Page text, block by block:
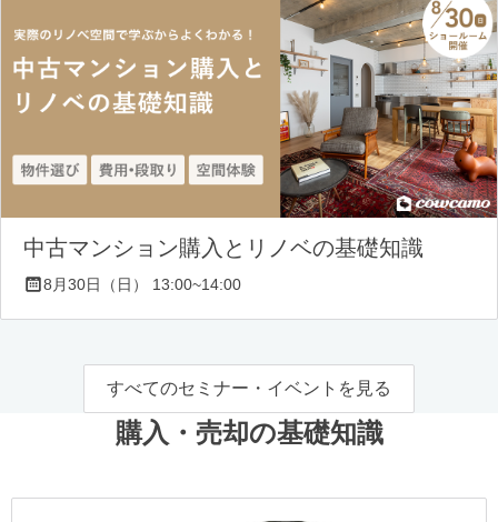
中古マンション購入とリノベの基礎知識
8月30日（日） 13:00~14:00
すべてのセミナー・イベントを見る
購入・売却の基礎知識